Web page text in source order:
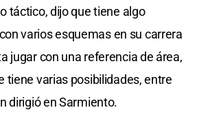
táctico, dijo que tiene algo
varios esquemas en su carrera
jugar con una referencia de área,
tiene varias posibilidades, entre
dirigió en Sarmiento.